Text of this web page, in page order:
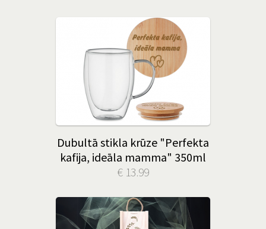
Dubultā stikla krūze "Perfekta
kafija, ideāla mamma" 350ml
€ 13.99